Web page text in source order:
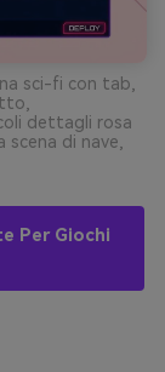
sci-fi con tab,
dettagli rosa
scena di nave,
Per Giochi